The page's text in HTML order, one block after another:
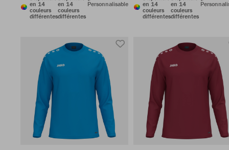
en 14
couleurs
différentes
en 14
couleurs
différentes
Personnalisable
en 14
couleurs
différentes
en 14
couleurs
différentes